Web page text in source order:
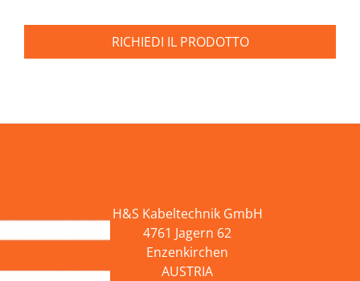
RICHIEDI IL PRODOTTO
H&S Kabeltechnik GmbH
4761 Jagern 62
Enzenkirchen
AUSTRIA